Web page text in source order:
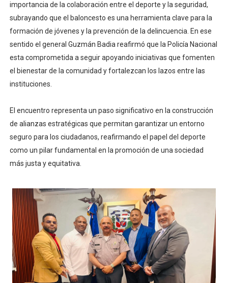
importancia de la colaboración entre el deporte y la seguridad,
subrayando que el baloncesto es una herramienta clave para la
formación de jóvenes y la prevención de la delincuencia. En ese
sentido el general Guzmán Badia reafirmó que la Policía Nacional
esta comprometida a seguir apoyando iniciativas que fomenten
el bienestar de la comunidad y fortalezcan los lazos entre las
instituciones.
El encuentro representa un paso significativo en la construcción
de alianzas estratégicas que permitan garantizar un entorno
seguro para los ciudadanos, reafirmando el papel del deporte
como un pilar fundamental en la promoción de una sociedad
más justa y equitativa.